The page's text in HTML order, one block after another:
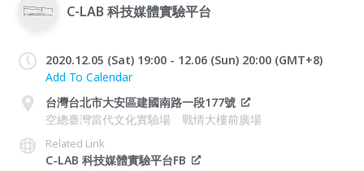
C-LAB 科技媒體實驗平台
2020.12.05 (Sat) 19:00 - 12.06 (Sun) 20:00 (GMT+8)
Add To Calendar
台灣台北市大安區建國南路一段177號
空總臺灣當代文化實驗場 戰情大樓前廣場
Related Link
C-LAB 科技媒體實驗平台FB